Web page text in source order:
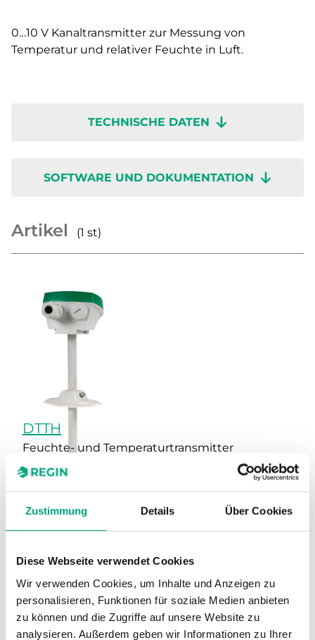
Zustimmung Details Über Cookies
Diese Webseite verwendet Cookies
Wir verwenden Cookies, um Inhalte und Anzeigen zu
personalisieren, Funktionen für soziale Medien anbieten
zu können und die Zugriffe auf unsere Website zu
analysieren. Außerdem geben wir Informationen zu Ihrer
0…10 V Kanaltransmitter zur Messung von
Temperatur und relativer Feuchte in Luft.
TECHNISCHE DATEN
SOFTWARE UND DOKUMENTATION
Artikel (1 st)
DTTH
Feuchte- und Temperaturtransmitter
0–10V
Display Nein
Max. Luftgeschwindigkeit
Medientemperatur Grenzwerte -40…60 °C
Eintauchlänge 37…195 mm